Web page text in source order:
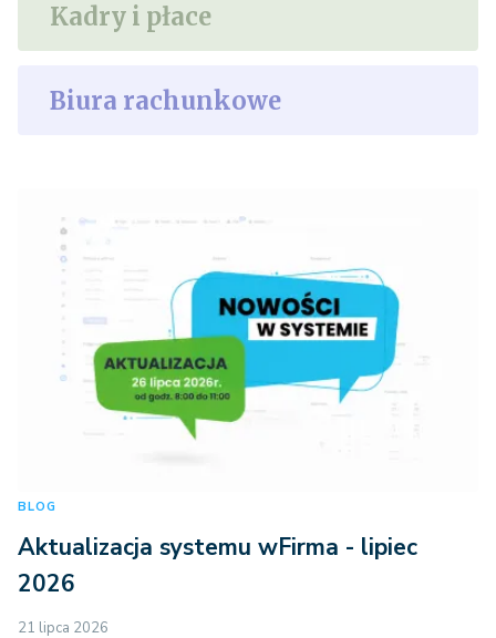
Kadry i płace
Biura rachunkowe
BLOG
Aktualizacja systemu wFirma - lipiec
2026
21 lipca 2026